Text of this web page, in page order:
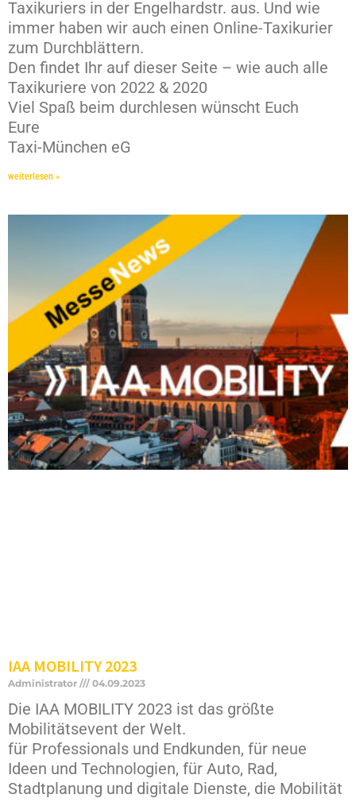
Taxikuriers in der Engelhardstr. aus. Und wie
immer haben wir auch einen Online-Taxikurier
zum Durchblättern.
Den findet Ihr auf dieser Seite – wie auch alle
Taxikuriere von 2022 & 2020
Viel Spaß beim durchlesen wünscht Euch
Eure
Taxi-München eG
weiterlesen »
IAA MOBILITY 2023
Administrator 04.09.2023
Die IAA MOBILITY 2023 ist das größte
Mobilitätsevent der Welt.
für Professionals und Endkunden, für neue
Ideen und Technologien, für Auto, Rad,
Stadtplanung und digitale Dienste, die Mobilität